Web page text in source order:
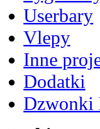
Userbary
Vlepy
Inne
Dodatki
Dzwonki